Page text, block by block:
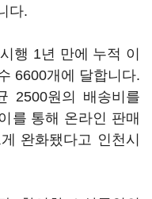
다.
행 1년 만에 누적 이
6600개에 달합니다.
2500원의 배송비를
를 통해 온라인 판매
완화됐다고 인천시